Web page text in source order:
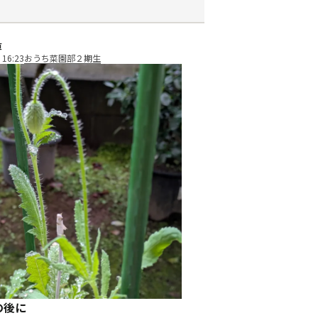
おうち菜園部２期生
後に